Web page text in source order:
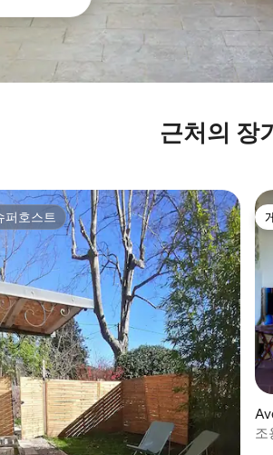
근처의 장
점), 후기 15개
퍼호스트
퍼호스트
조